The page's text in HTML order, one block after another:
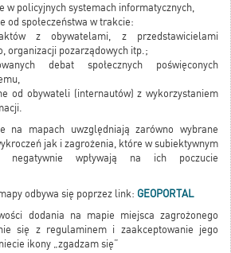
w policyjnych systemach informatycznych,
od społeczeństwa w trakcie:
z obywatelami, z przedstawicielami
organizacji pozarządowych itp.;
debat społecznych poświęconych
od obywateli (internautów) z wykorzystaniem
na mapach uwzględniają zarówno wybrane
jak i zagrożenia, które w subiektywnym
negatywnie wpływają na ich poczucie
odbywa się poprzez link: GEOPORTAL
dodania na mapie miejsca zagrożonego
się z regulaminem i zaakceptowanie jego
ikony „zgadzam się”